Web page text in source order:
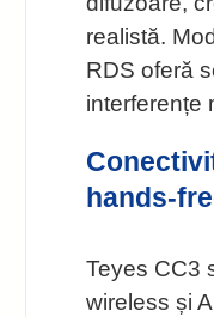
realistă.
RDS oferă
interferențe
hands-
Teyes CC3
wireless și